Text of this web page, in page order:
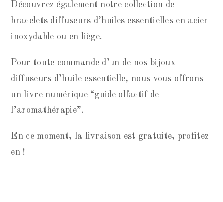
Découvrez également notre collection de
bracelets diffuseurs d’huiles essentielles en acier
inoxydable ou en liège.
Pour toute commande d’un de nos bijoux
diffuseurs d’huile essentielle, nous vous offrons
un livre numérique “guide olfactif de
l’aromathérapie”.
En ce moment, la livraison est gratuite, profitez
en !